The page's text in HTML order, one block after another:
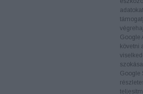
Google
követni
Google